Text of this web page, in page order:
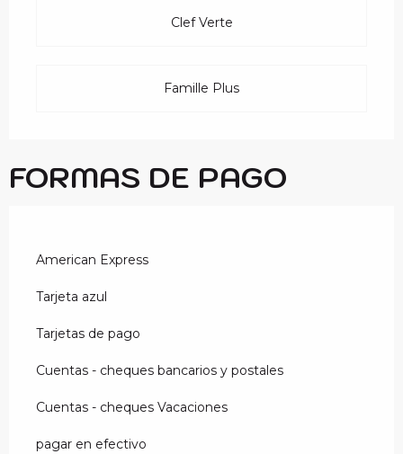
Clef Verte
Famille Plus
FORMAS DE PAGO
American Express
Tarjeta azul
Tarjetas de pago
Cuentas - cheques bancarios y postales
Cuentas - cheques Vacaciones
pagar en efectivo